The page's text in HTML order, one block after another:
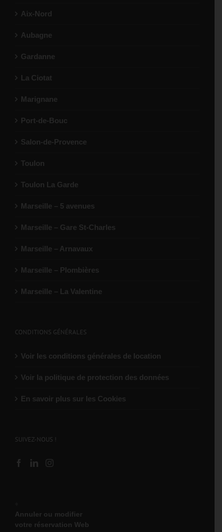
Aix-Nord
Aubagne
Gardanne
La Ciotat
Marignane
Port-de-Bouc
Salon-de-Provence
Toulon
Toulon La Garde
Marseille – 5 avenues
Marseille – Gare St-Charles
Marseille – Arnavaux
Marseille – Plombières
Marseille – La Valentine
CONDITIONS GÉNÉRALES
Voir les conditions générales de location
Voir la politique de protection des données
En savoir plus sur les Cookies
SUIVEZ-NOUS !
Annuler ou modifier
votre réservation Web